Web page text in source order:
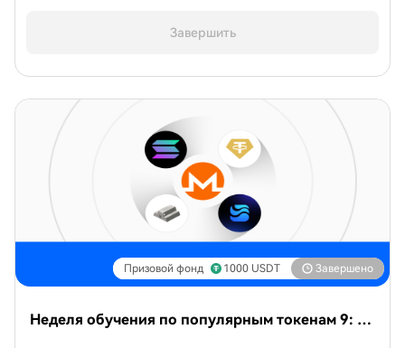
Завершить
Призовой фонд 1000 USDT Завершено
Неделя обучения по популярным токенам 9: во время геополитических кризисов рост популярности защитных активов, таких как XAUT и XAG